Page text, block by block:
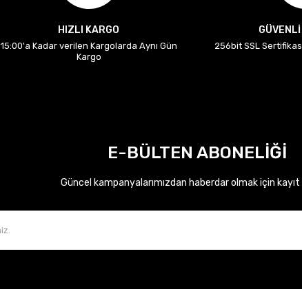
HIZLI KARGO
15:00'a Kadar verilen Kargolarda Aynı Gün
Kargo
256bit SSL
E-BÜLTEN ABONELİĞİ
Güncel kampanyalarımızdan haberdar olmak için